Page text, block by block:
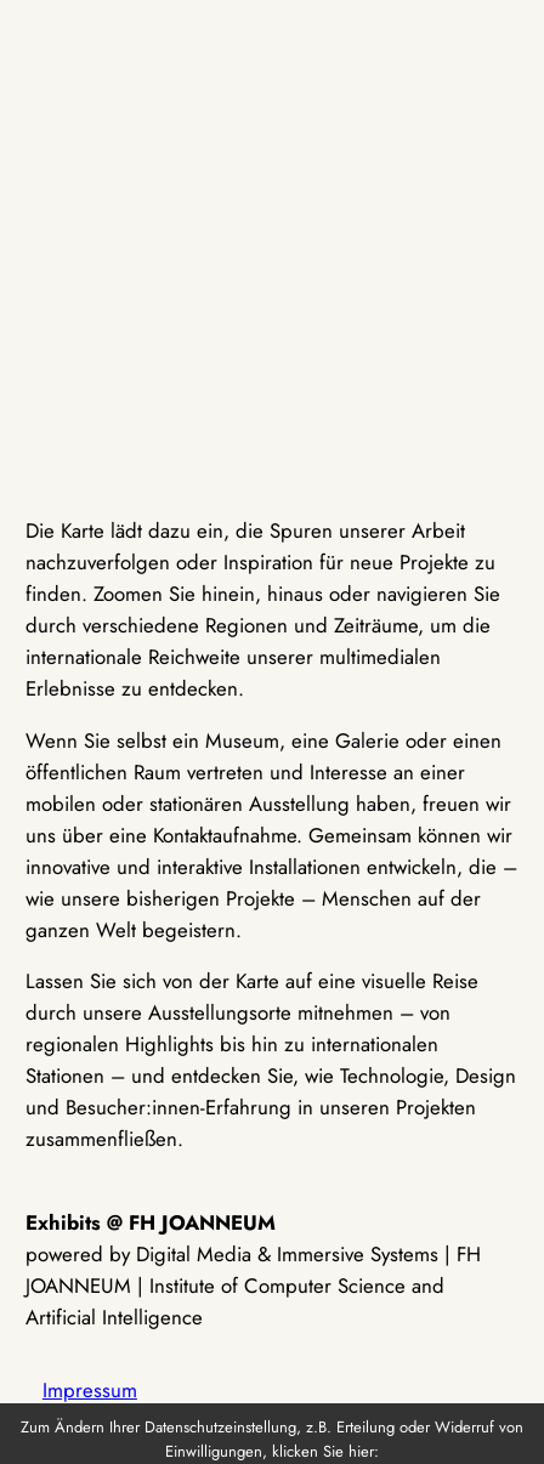
Die Karte lädt dazu ein, die Spuren unserer Arbeit
nachzuverfolgen oder Inspiration für neue Projekte zu
finden. Zoomen Sie hinein, hinaus oder navigieren Sie
durch verschiedene Regionen und Zeiträume, um die
internationale Reichweite unserer multimedialen
Erlebnisse zu entdecken.
Wenn Sie selbst ein Museum, eine Galerie oder einen
öffentlichen Raum vertreten und Interesse an einer
mobilen oder stationären Ausstellung haben, freuen wir
uns über eine Kontaktaufnahme. Gemeinsam können wir
innovative und interaktive Installationen entwickeln, die –
wie unsere bisherigen Projekte – Menschen auf der
ganzen Welt begeistern.
Lassen Sie sich von der Karte auf eine visuelle Reise
durch unsere Ausstellungsorte mitnehmen – von
regionalen Highlights bis hin zu internationalen
Stationen – und entdecken Sie, wie Technologie, Design
und Besucher:innen-Erfahrung in unseren Projekten
zusammenfließen.
Exhibits @ FH JOANNEUM
powered by Digital Media & Immersive Systems | FH
JOANNEUM | Institute of Computer Science and
Artificial Intelligence
Impressum
Zum Ändern Ihrer Datenschutzeinstellung, z.B. Erteilung oder Widerruf von
Einwilligungen, klicken Sie hier: